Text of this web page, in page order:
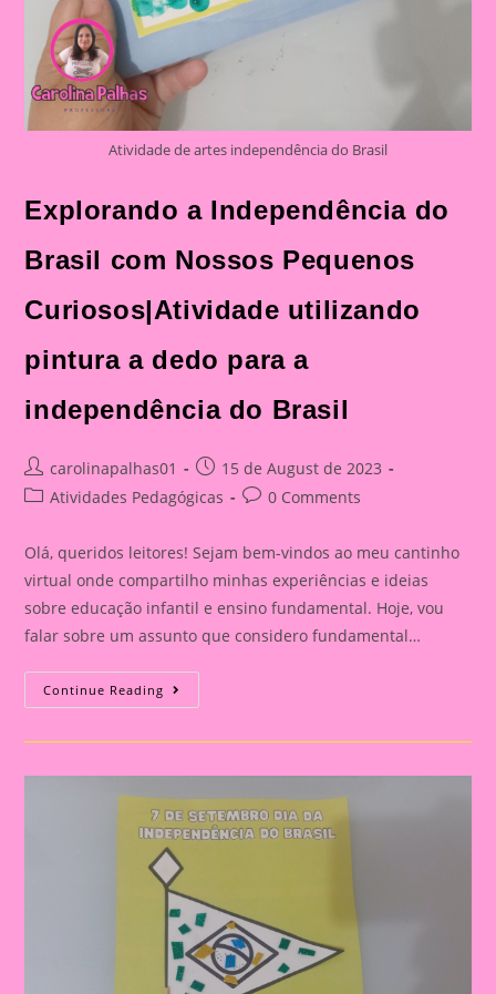
Atividade de artes independência do Brasil
Explorando a Independência do
Brasil com Nossos Pequenos
Curiosos|Atividade utilizando
pintura a dedo para a
independência do Brasil
Post
author:
carolinapalhas01
Post
published:
15 de August de 2023
PostAtividades Pedagógicas
Post0 Comments
Olá, queridos leitores! Sejam bem-vindos ao meu cantinho
virtual onde compartilho minhas experiências e ideias
sobre educação infantil e ensino fundamental. Hoje, vou
falar sobre um assunto que considero fundamental…
Continue Reading Explorando
A
Do
Pequenos
Curiosos|Atividade
Utilizando
Pintura
A
Dedo
Para
A
Independência
Do
Brasil